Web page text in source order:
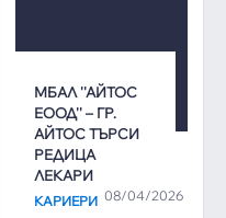
МБАЛ ''АЙТОС
ЕООД'' – ГР.
АЙТОС ТЪРСИ
РЕДИЦА
ЛЕКАРИ
08/04/2026
КАРИЕРИ